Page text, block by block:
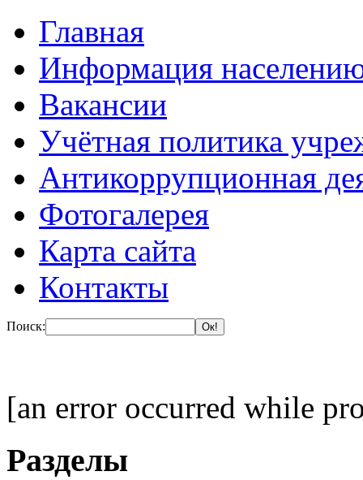
Главная
Информация
Вакансии
Учётная политика
Антикоррупционная
Фотогалерея
Карта сайта
Контакты
Поиск:
[an error occurred while
Разделы